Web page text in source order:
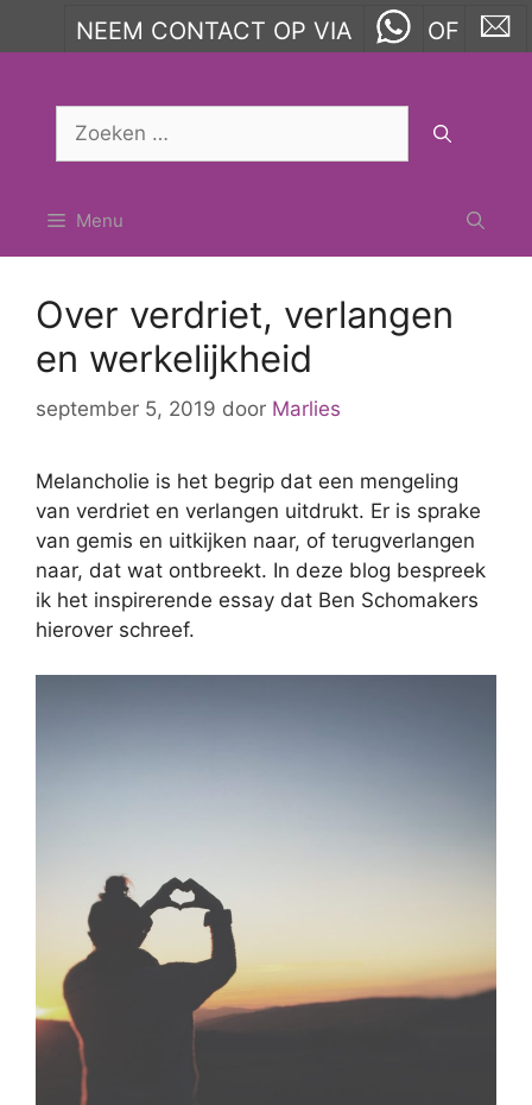
NEEM CONTACT OP VIA OF
Zoek
Menu
Over verdriet, verlangen
en werkelijkheid
september 5, 2019 door Marlies
Melancholie is het begrip dat een mengeling
van verdriet en verlangen uitdrukt. Er is sprake
van gemis en uitkijken naar, of terugverlangen
naar, dat wat ontbreekt. In deze blog bespreek
ik het inspirerende essay dat Ben Schomakers
hierover schreef.